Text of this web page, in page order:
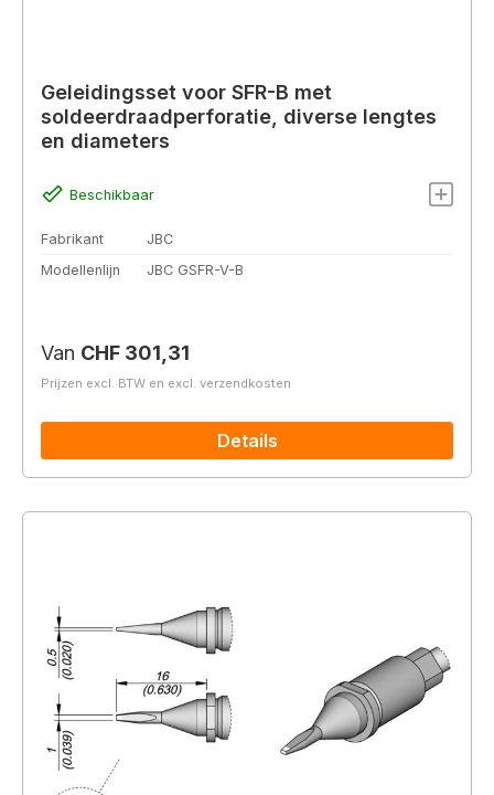
Geleidingsset voor SFR-B met
soldeerdraadperforatie, diverse lengtes
en diameters
Beschikbaar
Fabrikant
JBC
Modellenlijn
JBC GSFR-V-B
Normale prijs:
Van CHF 301,31
Prijzen excl. BTW en excl. verzendkosten
Details